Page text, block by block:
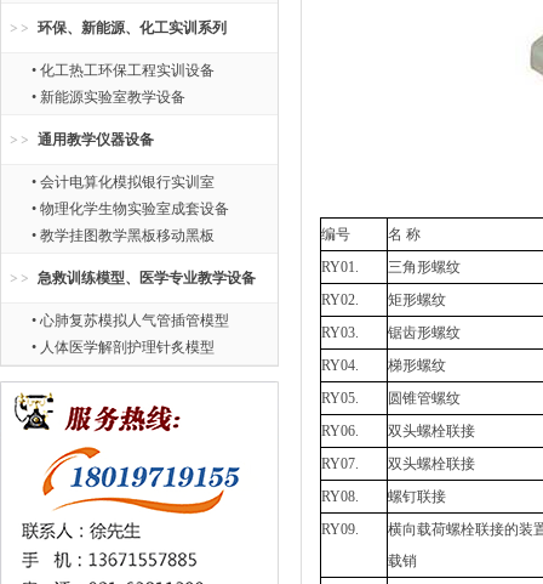
环保、新能源、化工实训系列
• 化工热工环保工程实训设备
• 新能源实验室教学设备
通用教学仪器设备
• 会计电算化模拟银行实训室
• 物理化学生物实验室成套设备
• 教学挂图教学黑板移动黑板
急救训练模型、医学专业教学设备
• 心肺复苏模拟人气管插管模型
• 人体医学解剖护理针炙模型
编号
名 称
RY01.
三角形螺纹
RY02.
矩形螺纹
RY03.
锯齿形螺纹
RY04.
梯形螺纹
RY05.
圆锥管螺纹
RY06.
双头螺栓联接
RY07.
双头螺栓联接
RY08.
螺钉联接
RY09.
横向载荷螺栓联接的装
载销